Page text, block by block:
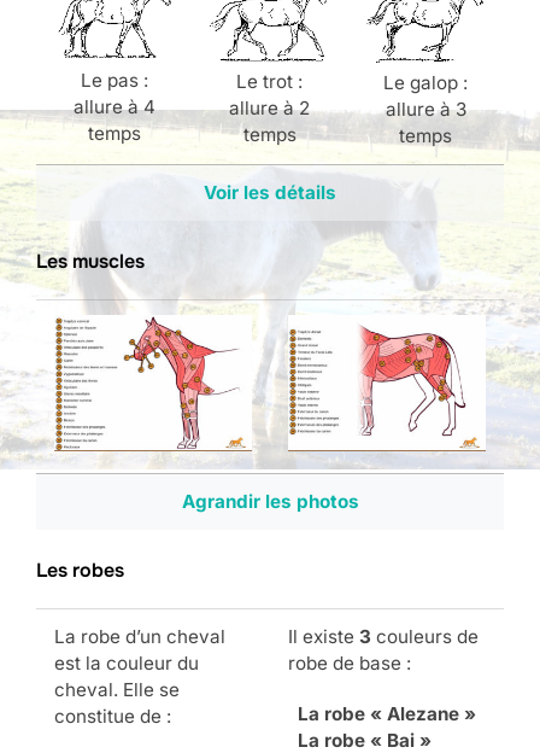
Le pas :
allure à 4
temps
Le trot :
allure à 2
temps
Le galop :
allure à 3
temps
Voir les détails
Les muscles
Agrandir les photos
Les robes
La robe d’un cheval
est la couleur du
cheval. Elle se
constitue de :
Il existe3 couleurs de
robe de base :
La robe « Alezane »
La robe « Bai »